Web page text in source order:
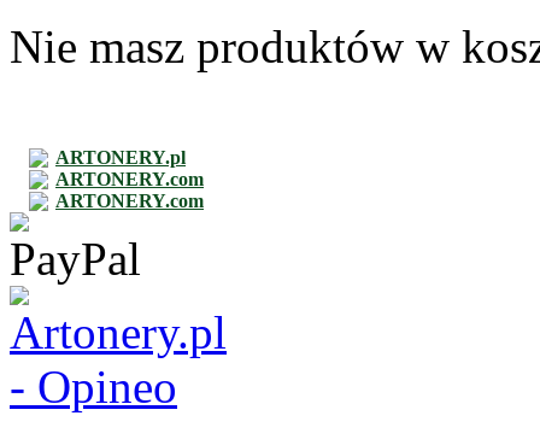
Nie masz produktów w
ARTONERY.pl
ARTONERY.com
ARTONERY.com